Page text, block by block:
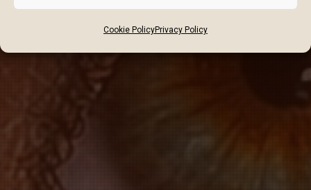
Cookie PolicyPrivacy Policy